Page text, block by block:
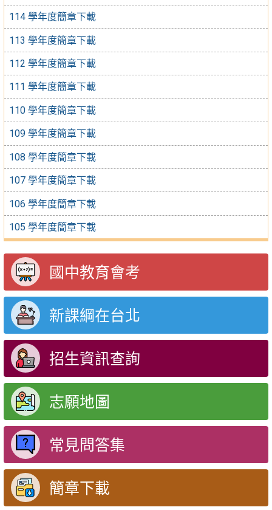
114 學年度簡章下載
113 學年度簡章下載
112 學年度簡章下載
111 學年度簡章下載
110 學年度簡章下載
109 學年度簡章下載
108 學年度簡章下載
107 學年度簡章下載
106 學年度簡章下載
105 學年度簡章下載
國中教育會考
新課綱在台北
招生資訊查詢
志願地圖
常見問答集
簡章下載